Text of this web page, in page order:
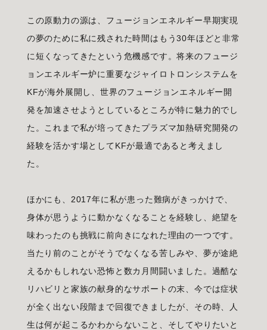
この原動力の源は、フュージョンエネルギー早期実現
の夢のために私に残された時間はもう30年ほどと非常
に短くなってきたという危機感です。将来のフュージ
ョンエネルギー炉に重要なジャイロトロンシステムを
KFが海外展開し、世界のフュージョンエネルギー開
発を加速させようとしているところが特に魅力的でし
た。これまで私が培ってきたプラズマ加熱研究開発の
経験を活かす場としてKFが最適であると考えまし
た。
ほかにも、2017年に私が患った難病がきっかけで、
身体が思うように動かなくなることを経験し、絶望を
味わったのも挑戦に前向きになれた理由の一つです。
当たり前のことがそうでなくなる苦しみや、夢が途絶
えるかもしれない恐怖と数カ月間闘いました。過酷な
リハビリと家族の献身的なサポートの末、今では症状
が全く出ない段階まで回復できましたが、その時、人
生は何が起こるかわからないこと、そしてやりたいと